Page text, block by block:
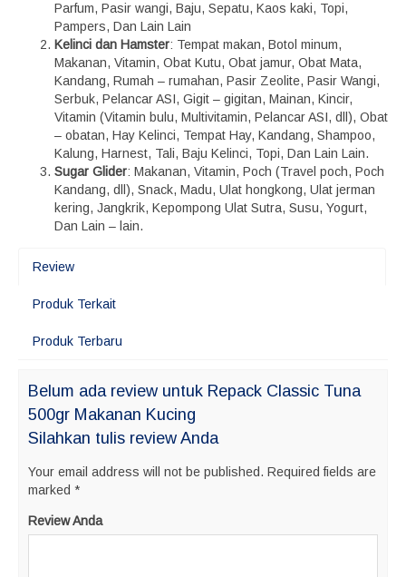
Parfum, Pasir wangi, Baju, Sepatu, Kaos kaki, Topi,
Pampers, Dan Lain Lain
Kelinci dan Hamster: Tempat makan, Botol minum,
Makanan, Vitamin, Obat Kutu, Obat jamur, Obat Mata,
Kandang, Rumah – rumahan, Pasir Zeolite, Pasir Wangi,
Serbuk, Pelancar ASI, Gigit – gigitan, Mainan, Kincir,
Vitamin (Vitamin bulu, Multivitamin, Pelancar ASI, dll), Obat
– obatan, Hay Kelinci, Tempat Hay, Kandang, Shampoo,
Kalung, Harnest, Tali, Baju Kelinci, Topi, Dan Lain Lain.
Sugar Glider: Makanan, Vitamin, Poch (Travel poch, Poch
Kandang, dll), Snack, Madu, Ulat hongkong, Ulat jerman
kering, Jangkrik, Kepompong Ulat Sutra, Susu, Yogurt,
Dan Lain – lain.
Review
Produk Terkait
Produk Terbaru
Belum ada review untuk Repack Classic Tuna
500gr Makanan Kucing
Silahkan tulis review Anda
Your email address will not be published. Required fields are
marked *
Review Anda